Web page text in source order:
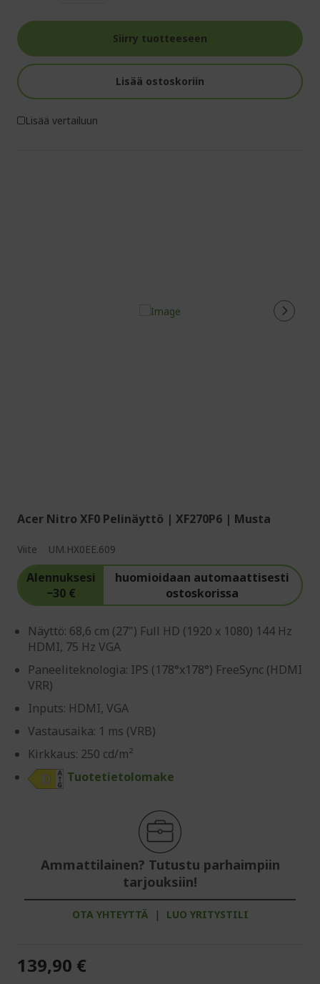
Siirry tuotteeseen
Lisää ostoskoriin
Lisää vertailuun
Acer Nitro XF0 Pelinäyttö | XF270P6 | Musta
Viite UM.HX0EE.609
Alennuksesi
−30 €
huomioidaan automaattisesti
ostoskorissa
Näyttö: 68,6 cm (27") Full HD (1920 x 1080) 144 Hz
HDMI, 75 Hz VGA
Paneeliteknologia: IPS (178°x178°) FreeSync (HDMI
VRR)
Inputs: HDMI, VGA
Vastausaika: 1 ms (VRB)
Kirkkaus: 250 cd/m²
Tuotetietolomake
Ammattilainen? Tutustu parhaimpiin
tarjouksiin!
OTA YHTEYTTÄ | LUO YRITYSTILI
139,90 €